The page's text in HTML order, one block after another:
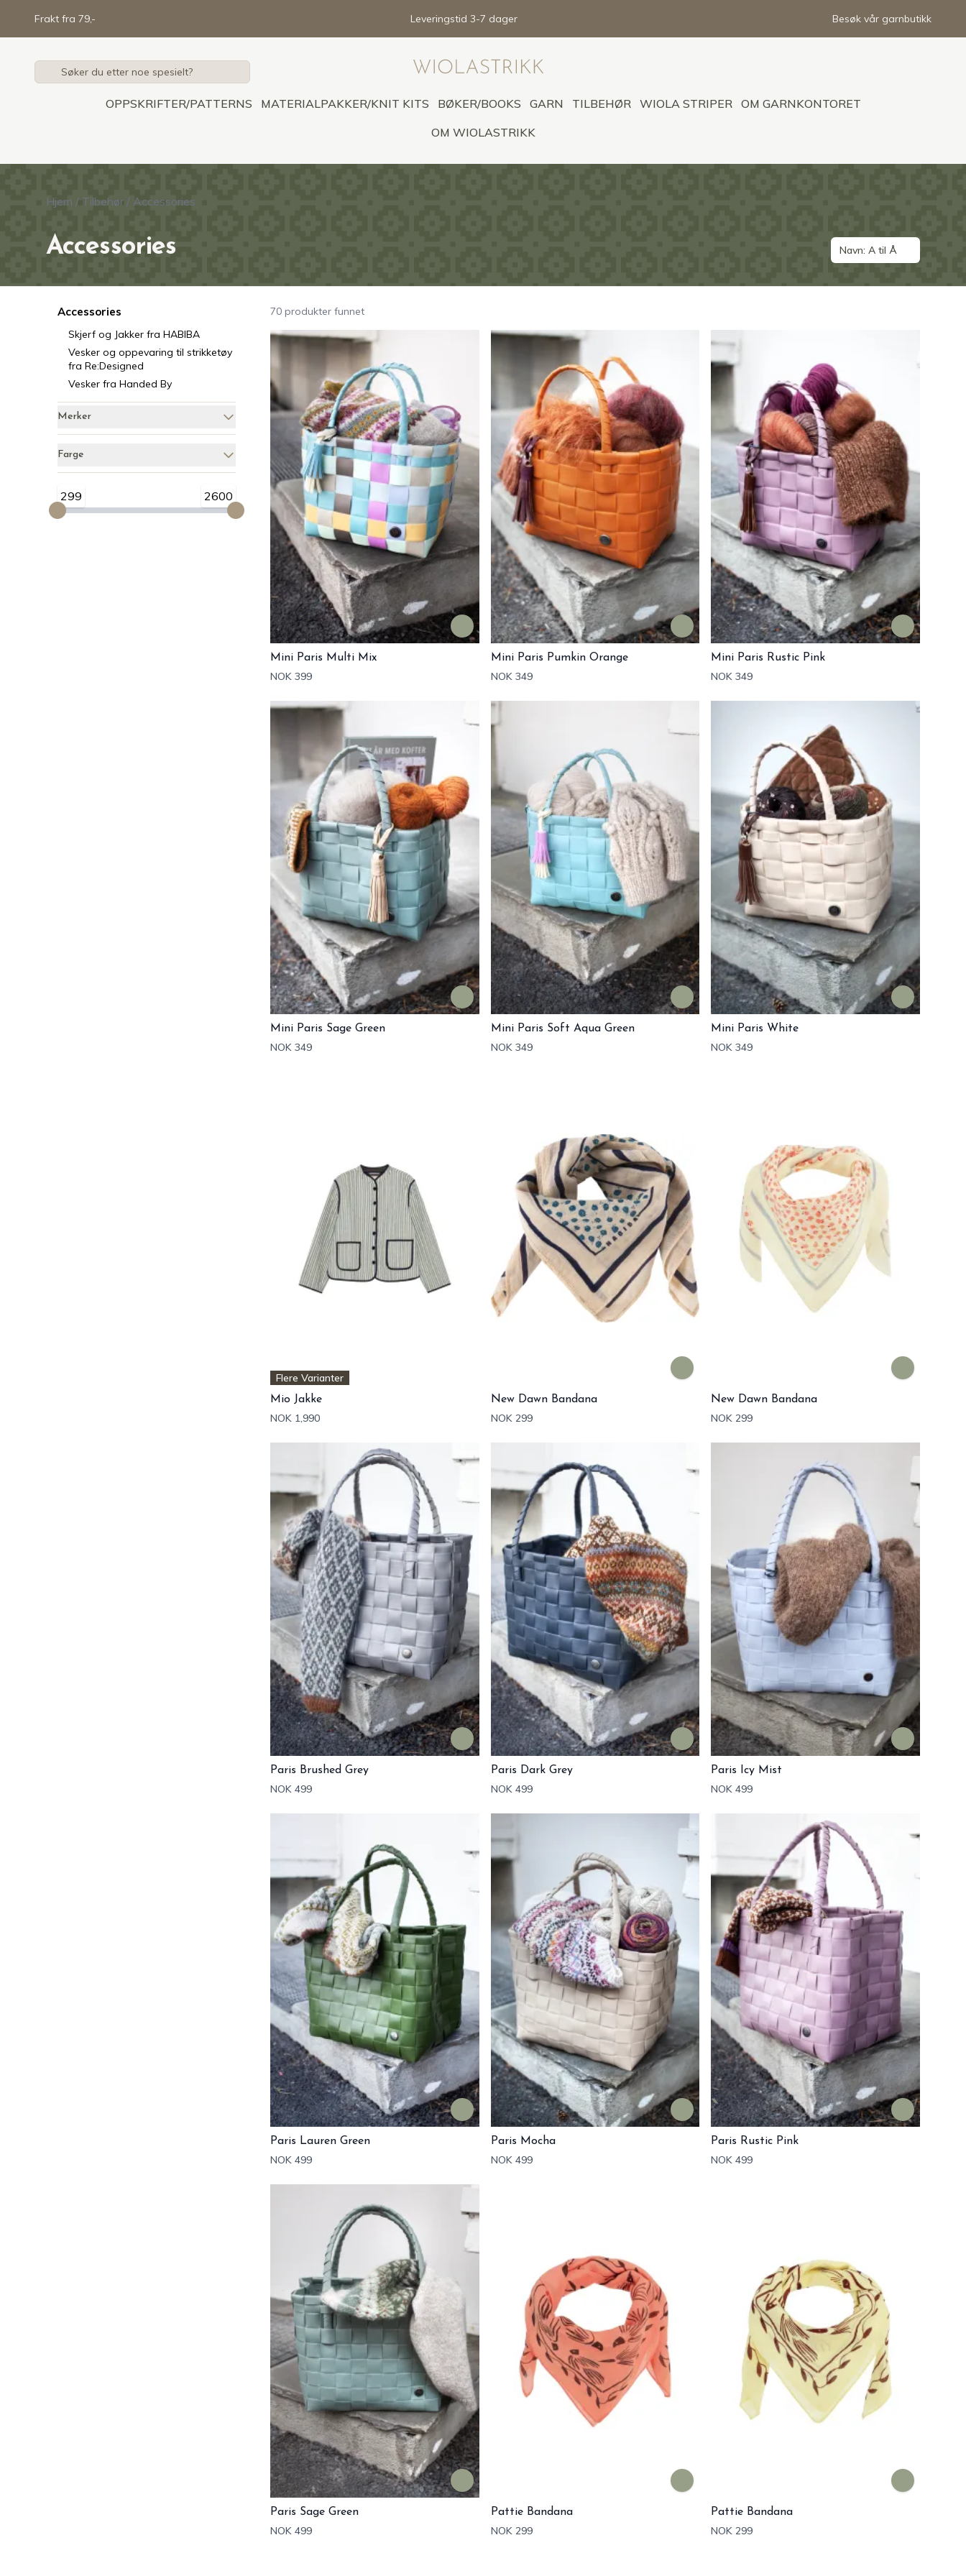
Frakt fra 79,- Leveringstid 3-7 dager Besøk vår garnbutikk
OPPSKRIFTER/PATTERNS MATERIALPAKKER/KNIT KITS BØKER/BOOKS GARN TILBEHØR WIOLA STRIPER
OM GARNKONTORET
OM WIOLASTRIKK
Hjem / Tilbehør / Accessories
Accessories Navn: A til Å
Accessories
Skjerf og Jakker fra HABIBA
Vesker og oppevaring til strikketøy
fra Re:Designed
Vesker fra Handed By
Merker
Farge
299 2600
70 produkter funnet
Mini Paris Multi Mix
NOK 399
Mini Paris Pumkin Orange
NOK 349
Mini Paris Rustic Pink
NOK 349
Mini Paris Sage Green
NOK 349
Mini Paris Soft Aqua Green
NOK 349
Mini Paris White
NOK 349
Flere Varianter
Mio Jakke
NOK 1,990
New Dawn Bandana
NOK 299
New Dawn Bandana
NOK 299
Paris Brushed Grey
NOK 499
Paris Dark Grey
NOK 499
Paris Icy Mist
NOK 499
Paris Lauren Green
NOK 499
Paris Mocha
NOK 499
Paris Rustic Pink
NOK 499
Paris Sage Green
NOK 499
Pattie Bandana
NOK 299
Pattie Bandana
NOK 299